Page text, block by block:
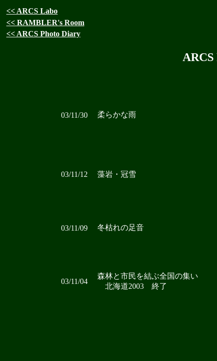
<< ARCS Labo
<< RAMBLER's Room
<< ARCS Photo Diary
03/11/30 柔らかな雨
03/11/12 藻岩・冠雪
03/11/09 冬枯れの足音
03/11/04
森林と市民を結ぶ全国の集い
北海道2003 終了